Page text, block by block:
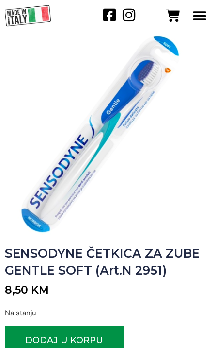
SENSODYNE ČETKICA ZA ZUBE
GENTLE SOFT (Art.N 2951)
8,50 KM
Na stanju
DODAJ U KORPU